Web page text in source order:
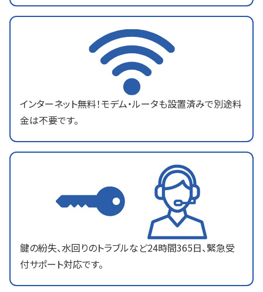
インターネット無料！モデム・ルータも設置済みで別途料
金は不要です。
鍵の紛失、水回りのトラブルなど24時間365日、緊急受
付サポート対応です。